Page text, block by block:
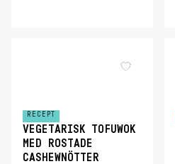
RECEPT
VEGETARISK TOFUWOK
MED ROSTADE
CASHEWNÖTTER